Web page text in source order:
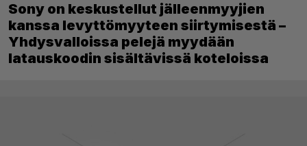
Sony on keskustellut jälleenmyyjien
kanssa levyttömyyteen siirtymisestä –
Yhdysvalloissa pelejä myydään
latauskoodin sisältävissä koteloissa